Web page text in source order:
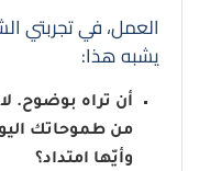
العمل، في تجربتي
يشبه هذا:
أن تراه بوضوح.
من طموحاتك
وأيّها امتداد؟